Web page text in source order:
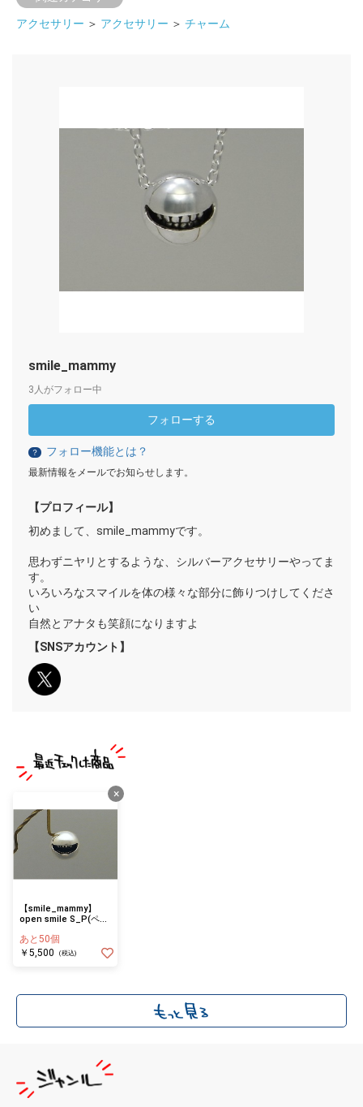
アクセサリー ＞ アクセサリー ＞ チャーム
smile_mammy
3人がフォロー中
フォローする
？ フォロー機能とは？
最新情報をメールでお知らせします。
【プロフィール】
初めまして、smile_mammyです。
思わずニヤリとするような、シルバーアクセサリーやってま
す。
いろいろなスマイルを体の様々な部分に飾りつけしてくださ
い
自然とアナタも笑顔になりますよ
【SNSアカウント】
×
【smile_mammy】
open smile S_P(ペン
あと50個
￥5,500
(税込)